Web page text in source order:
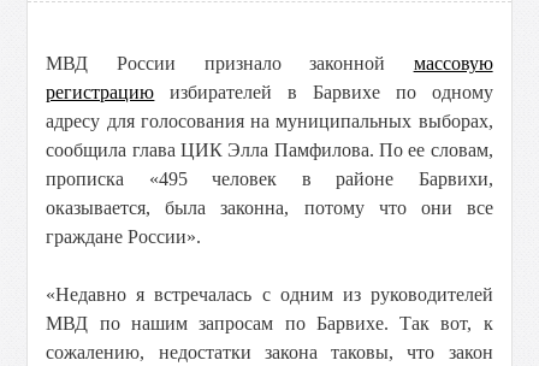
МВД России признало законной массовую
регистрацию избирателей в Барвихе по одному
адресу для голосования на муниципальных выборах,
сообщила глава ЦИК Элла Памфилова. По ее словам,
прописка «495 человек в районе Барвихи,
оказывается, была законна, потому что они все
граждане России».
«Недавно я встречалась с одним из руководителей
МВД по нашим запросам по Барвихе. Так вот, к
сожалению, недостатки закона таковы, что закон